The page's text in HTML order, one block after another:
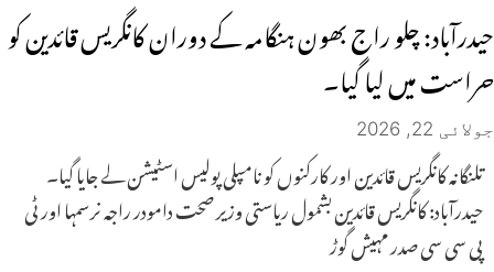
حیدرآباد: چلو راج بھون ہنگامہ کے دوران کانگریس قائدین کو
حراست میں لیا گیا۔
جولائی 22, 2026
تلنگانہ کانگریس قائدین اور کارکنوں کو نامپلی پولیس اسٹیشن لے جایا گیا۔
حیدرآباد: کانگریس قائدین بشمول ریاستی وزیر صحت دامودر راجہ نرسمہا اور ٹی
پی سی سی صدر مہیش گوڑ